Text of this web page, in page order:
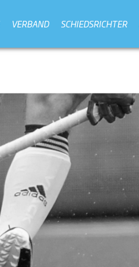
VERBAND SCHIEDSRICHTER